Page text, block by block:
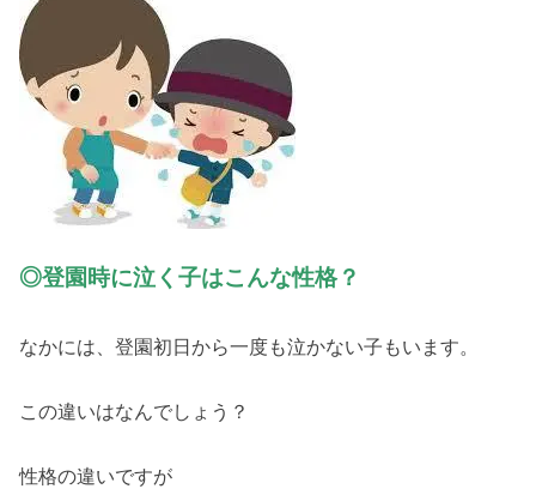
◎登園時に泣く子はこんな性格？
なかには、登園初日から一度も泣かない子もいます。
この違いはなんでしょう？
性格の違いですが